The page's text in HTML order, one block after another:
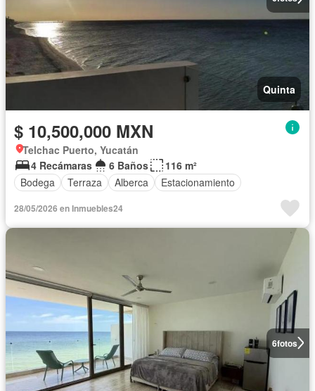
Quinta
$ 10,500,000 MXN
Telchac Puerto, Yucatán
4 Recámaras
6 Baños
116 m²
Bodega
Terraza Alberca Estacionamiento
28/05/2026 en Inmuebles24
6fotos